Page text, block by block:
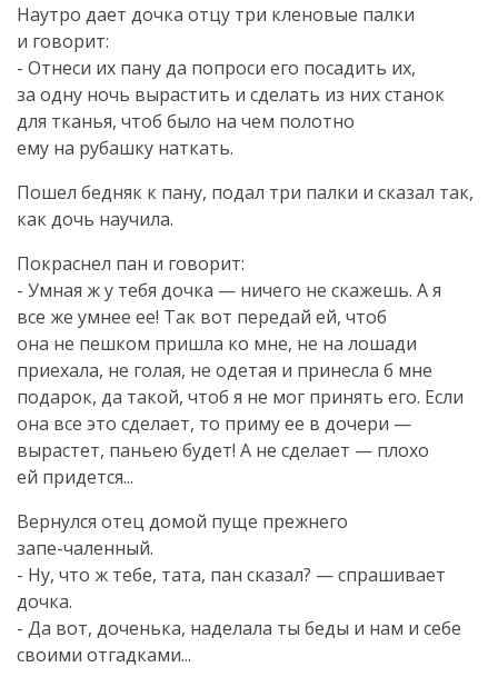
Наутро дает дочка отцу три кленовые палки
и говорит:
- Отнеси их пану да попроси его посадить их,
за одну ночь вырастить и сделать из них станок
для тканья, чтоб было на чем полотно
ему на рубашку наткать.
Пошел бедняк к пану, подал три палки и сказал так,
как дочь научила.
Покраснел пан и говорит:
- Умная ж у тебя дочка — ничего не скажешь. А я
все же умнее ее! Так вот передай ей, чтоб
она не пешком пришла ко мне, не на лошади
приехала, не голая, не одетая и принесла б мне
подарок, да такой, чтоб я не мог принять его. Если
она все это сделает, то приму ее в дочери —
вырастет, паньею будет! А не сделает — плохо
ей придется...
Вернулся отец домой пуще прежнего
запе-чаленный.
- Ну, что ж тебе, тата, пан сказал? — спрашивает
дочка.
- Да вот, доченька, наделала ты беды и нам и себе
своими отгадками...